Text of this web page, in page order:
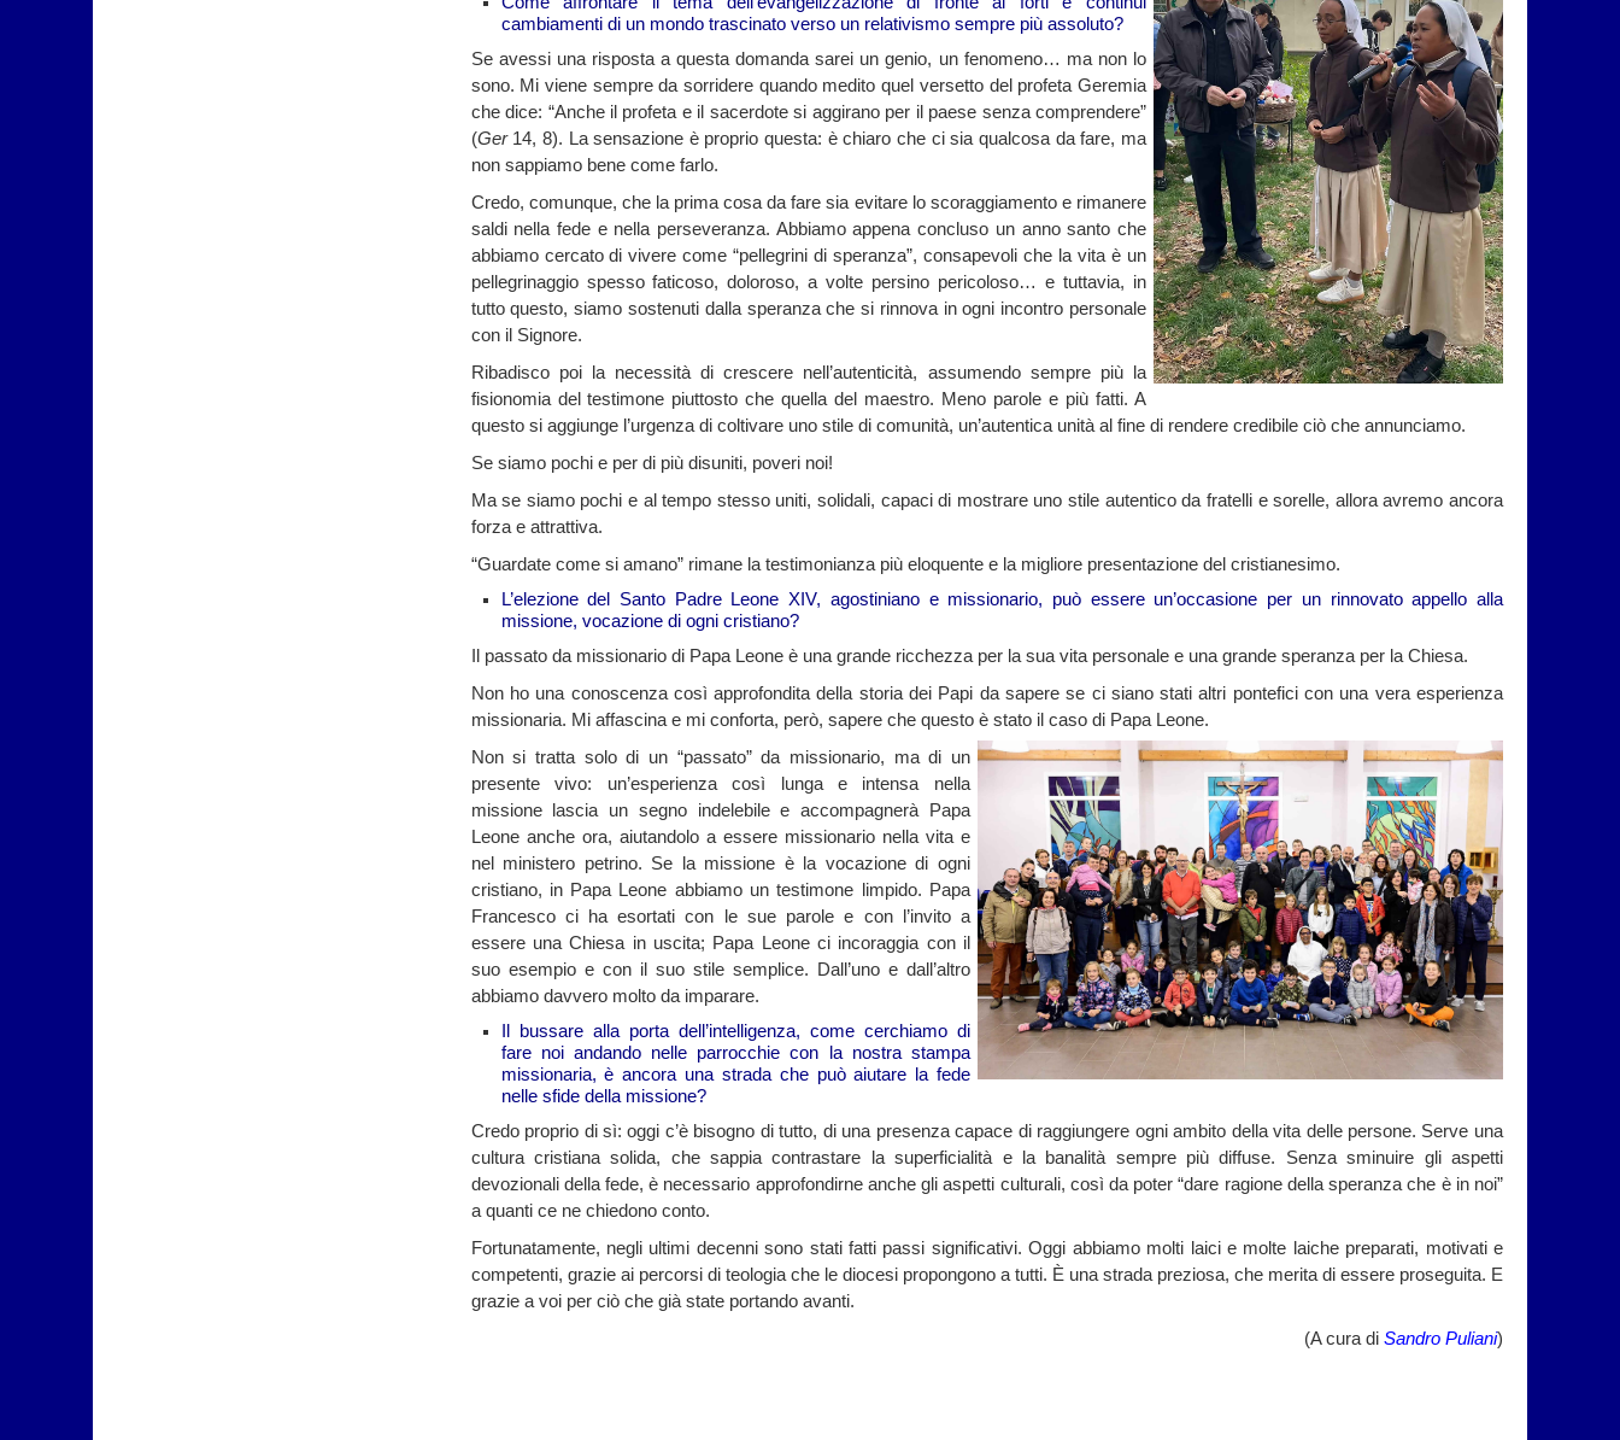
cambiamenti di un mondo trascinato verso un relativismo sempre più assoluto?
Se avessi una risposta a questa domanda sarei un genio, un fenomeno… ma non lo
sono. Mi viene sempre da sorridere quando medito quel versetto del profeta Geremia
che dice: “Anche il profeta e il sacerdote si aggirano per il paese senza comprendere”
(Ger 14, 8). La sensazione è proprio questa: è chiaro che ci sia qualcosa da fare, ma
non sappiamo bene come farlo.
Credo, comunque, che la prima cosa da fare sia evitare lo scoraggiamento e rimanere
saldi nella fede e nella perseveranza. Abbiamo appena concluso un anno santo che
abbiamo cercato di vivere come “pellegrini di speranza”, consapevoli che la vita è un
pellegrinaggio spesso faticoso, doloroso, a volte persino pericoloso… e tuttavia, in
tutto questo, siamo sostenuti dalla speranza che si rinnova in ogni incontro personale
con il Signore.
Ribadisco poi la necessità di crescere nell’autenticità, assumendo sempre più la
fisionomia del testimone piuttosto che quella del maestro. Meno parole e più fatti. A
questo si aggiunge l’urgenza di coltivare uno stile di comunità, un’autentica unità al fine di rendere credibile ciò che annunciamo.
Se siamo pochi e per di più disuniti, poveri noi!
Ma se siamo pochi e al tempo stesso uniti, solidali, capaci di mostrare uno stile autentico da fratelli e sorelle, allora avremo ancora
forza e attrattiva.
“Guardate come si amano” rimane la testimonianza più eloquente e la migliore presentazione del cristianesimo.
L’elezione del Santo Padre Leone XIV, agostiniano e missionario, può essere un’occasione per un rinnovato appello alla
missione, vocazione di ogni cristiano?
Il passato da missionario di Papa Leone è una grande ricchezza per la sua vita personale e una grande speranza per la Chiesa.
Non ho una conoscenza così approfondita della storia dei Papi da sapere se ci siano stati altri pontefici con una vera esperienza
missionaria. Mi affascina e mi conforta, però, sapere che questo è stato il caso di Papa Leone.
Non si tratta solo di un “passato” da missionario, ma di un
presente vivo: un’esperienza così lunga e intensa nella
missione lascia un segno indelebile e accompagnerà Papa
Leone anche ora, aiutandolo a essere missionario nella vita e
nel ministero petrino. Se la missione è la vocazione di ogni
cristiano, in Papa Leone abbiamo un testimone limpido. Papa
Francesco ci ha esortati con le sue parole e con l’invito a
essere una Chiesa in uscita; Papa Leone ci incoraggia con il
suo esempio e con il suo stile semplice. Dall’uno e dall’altro
abbiamo davvero molto da imparare.
Il bussare alla porta dell’intelligenza, come cerchiamo di
fare noi andando nelle parrocchie con la nostra stampa
missionaria, è ancora una strada che può aiutare la fede
nelle sfide della missione?
Credo proprio di sì: oggi c’è bisogno di tutto, di una presenza capace di raggiungere ogni ambito della vita delle persone. Serve una
cultura cristiana solida, che sappia contrastare la superficialità e la banalità sempre più diffuse. Senza sminuire gli aspetti
devozionali della fede, è necessario approfondirne anche gli aspetti culturali, così da poter “dare ragione della speranza che è in noi”
a quanti ce ne chiedono conto.
Fortunatamente, negli ultimi decenni sono stati fatti passi significativi. Oggi abbiamo molti laici e molte laiche preparati, motivati e
competenti, grazie ai percorsi di teologia che le diocesi propongono a tutti. È una strada preziosa, che merita di essere proseguita. E
grazie a voi per ciò che già state portando avanti.
(A cura di Sandro Puliani)